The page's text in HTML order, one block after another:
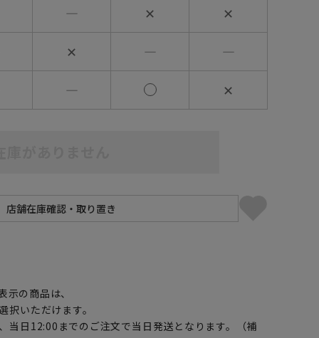
― ✕ ✕
✕ ― ―
― ✕
示の商品は、
択いただけます。
当日12:00までのご注文で当日発送となります。（補